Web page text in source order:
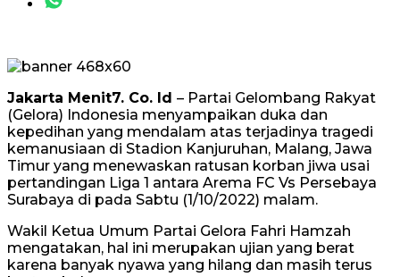
Jakarta Menit7. Co. Id – Partai Gelombang Rakyat
(Gelora) Indonesia menyampaikan duka dan
kepedihan yang mendalam atas terjadinya tragedi
kemanusiaan di Stadion Kanjuruhan, Malang, Jawa
Timur yang menewaskan ratusan korban jiwa usai
pertandingan Liga 1 antara Arema FC Vs Persebaya
Surabaya di pada Sabtu (1/10/2022) malam.
Wakil Ketua Umum Partai Gelora Fahri Hamzah
mengatakan, hal ini merupakan ujian yang berat
karena banyak nyawa yang hilang dan masih terus